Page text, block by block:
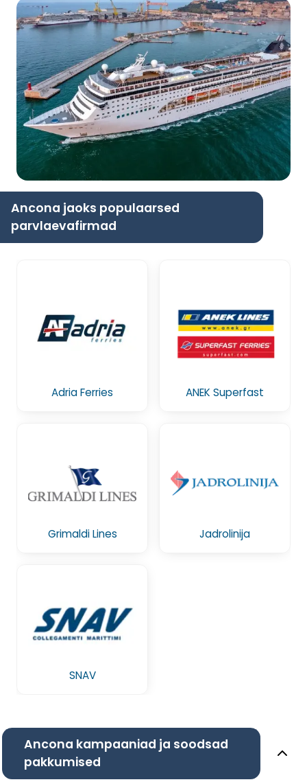
Ancona jaoks populaarsed
parvlaevafirmad
Adria Ferries ANEK Superfast
Grimaldi Lines Jadrolinija
SNAV
Ancona kampaaniad ja soodsad
pakkumised